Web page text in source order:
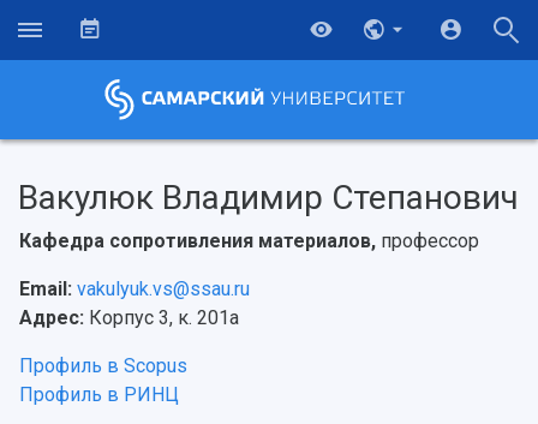
Вакулюк Владимир Степанович
Кафедра сопротивления материалов, профессор
Email: vakulyuk.vs@ssau.ru
Адрес: Корпус 3, к. 201а
Профиль в Scopus
Профиль в РИНЦ